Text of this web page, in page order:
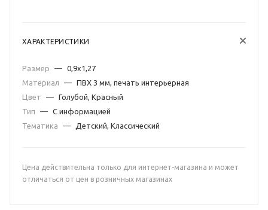
ХАРАКТЕРИСТИКИ
Размер — 0,9х1,27
Материал
— ПВХ 3 мм, печать интерьерная
Цвет
— Голубой, Красный
Тип
— С информацией
Тематика
— Детский, Классический
Цена действительна только для интернет-магазина и может
отличаться от цен в розничных магазинах